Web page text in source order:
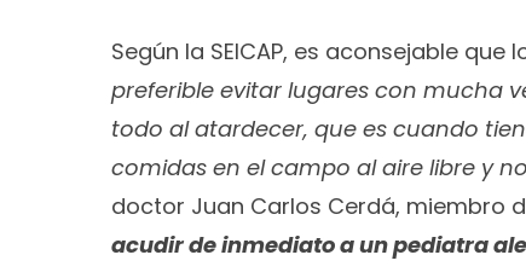
Según la SEICAP, es aconsejable
preferible evitar lugares con mucha
todo al atardecer, que es cuando
comidas en el campo al aire libre y
doctor Juan Carlos Cerdá, miembro
acudir de inmediato a un pediatra